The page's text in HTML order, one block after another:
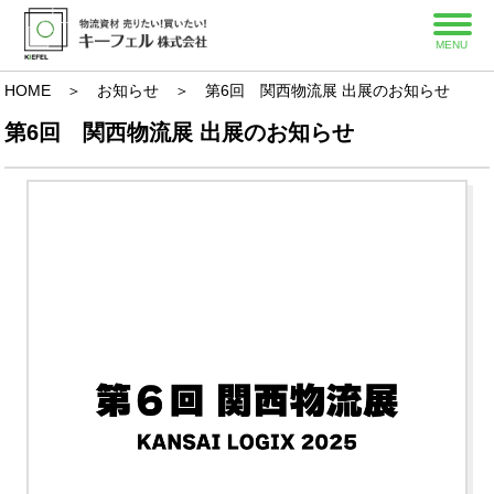
MENU
HOME ＞ お知らせ ＞ 第6回 関西物流展 出展のお知らせ
第6回 関西物流展 出展のお知らせ